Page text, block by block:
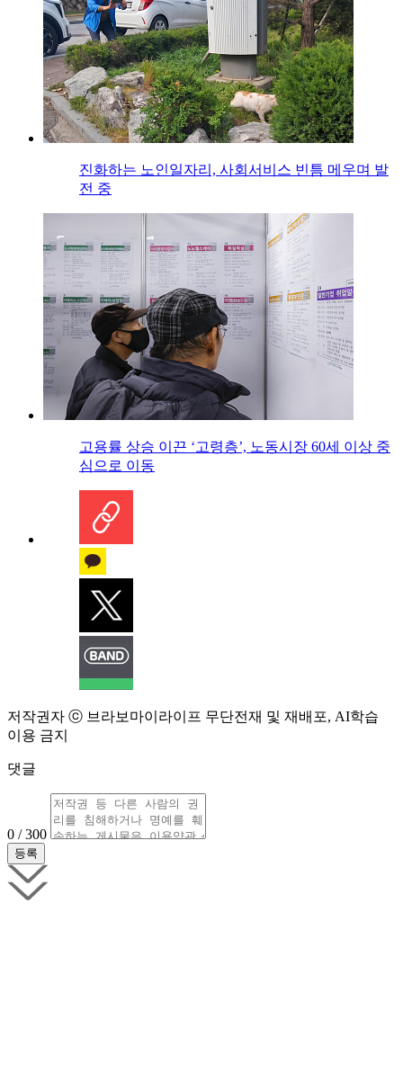
진화하는 노인일자리, 사회서비스 빈틈 메우며 발
전 중
고용률 상승 이끈 ‘고령층’, 노동시장 60세 이상 중
심으로 이동
저작권자 ⓒ 브라보마이라이프 무단전재 및 재배포, AI학습
이용 금지
댓글
0 / 300